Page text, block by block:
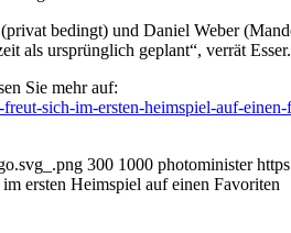
bedingt) und Daniel Weber
als ursprünglich geplant“, verrät Esser.
Sie mehr auf:
sich-im-ersten-heimspiel-auf-
300 1000 photominister
ersten Heimspiel auf einen Favoriten